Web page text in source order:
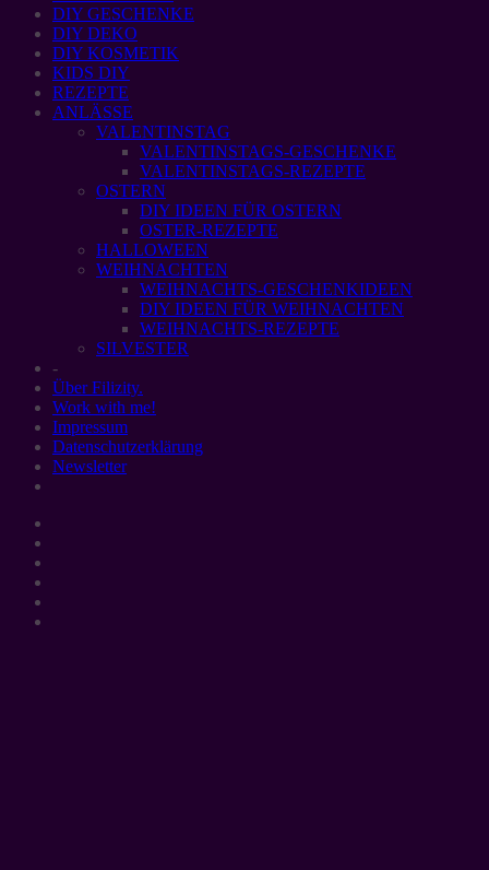
DIY GESCHENKE
DIY DEKO
DIY KOSMETIK
KIDS DIY
REZEPTE
ANLÄSSE
VALENTINSTAG
VALENTINSTAGS-GESCHENKE
VALENTINSTAGS-REZEPTE
OSTERN
DIY IDEEN FÜR OSTERN
OSTER-REZEPTE
HALLOWEEN
WEIHNACHTEN
WEIHNACHTS-GESCHENKIDEEN
DIY IDEEN FÜR WEIHNACHTEN
WEIHNACHTS-REZEPTE
SILVESTER
-
Über Filizity.
Work with me!
Impressum
Datenschutzerklärung
Newsletter